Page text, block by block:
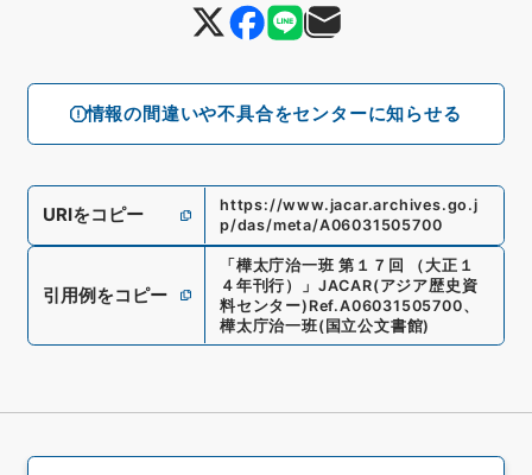
情報の間違いや不具合をセンターに知らせる
URIをコピー
https://www.jacar.archives.go.j
p/das/meta/A06031505700
引用例をコピー
「樺太庁治一班 第１７回 （大正１
４年刊行）
」 JACAR(アジア歴史資
料センター) Ref.A06031505700、
樺太庁治一班(国立公文書館)